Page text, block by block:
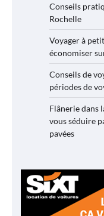
Conseils
Rochelle
Voyager à
économiser
Conseils de
périodes de
Flânerie dans
vous séduire
pavées